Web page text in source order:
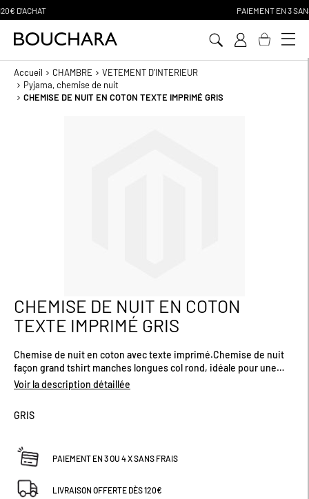
Accueil CHAMBRE
VETEMENT D'INTERIEUR
Pyjama, chemise de nuit
CHEMISE DE NUIT EN COTON TEXTE IMPRIMÉ GRIS
Passer
au
début
la
Galerie
d’images
CHEMISE DE NUIT EN COTON
TEXTE IMPRIMÉ GRIS
Chemise de nuit en coton avec texte imprimé.Chemise de nuit
façon grand tshirt manches longues col rond, idéale pour une
soirée cocooning chez vous.
Voir la description détaillée
GRIS
PAIEMENT EN 3 OU 4 X SANS FRAIS
LIVRAISON OFFERTE DÈS 120€